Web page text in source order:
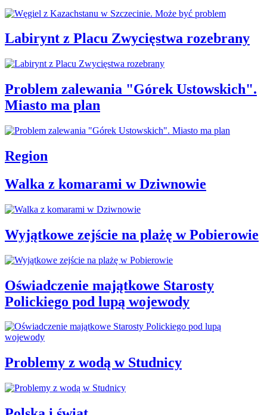
Labirynt z Placu Zwycięstwa rozebrany
Problem zalewania "Górek Ustowskich".
Miasto ma plan
Region
Walka z komarami w Dziwnowie
Wyjątkowe zejście na plażę w Pobierowie
Oświadczenie majątkowe Starosty
Polickiego pod lupą wojewody
Problemy z wodą w Studnicy